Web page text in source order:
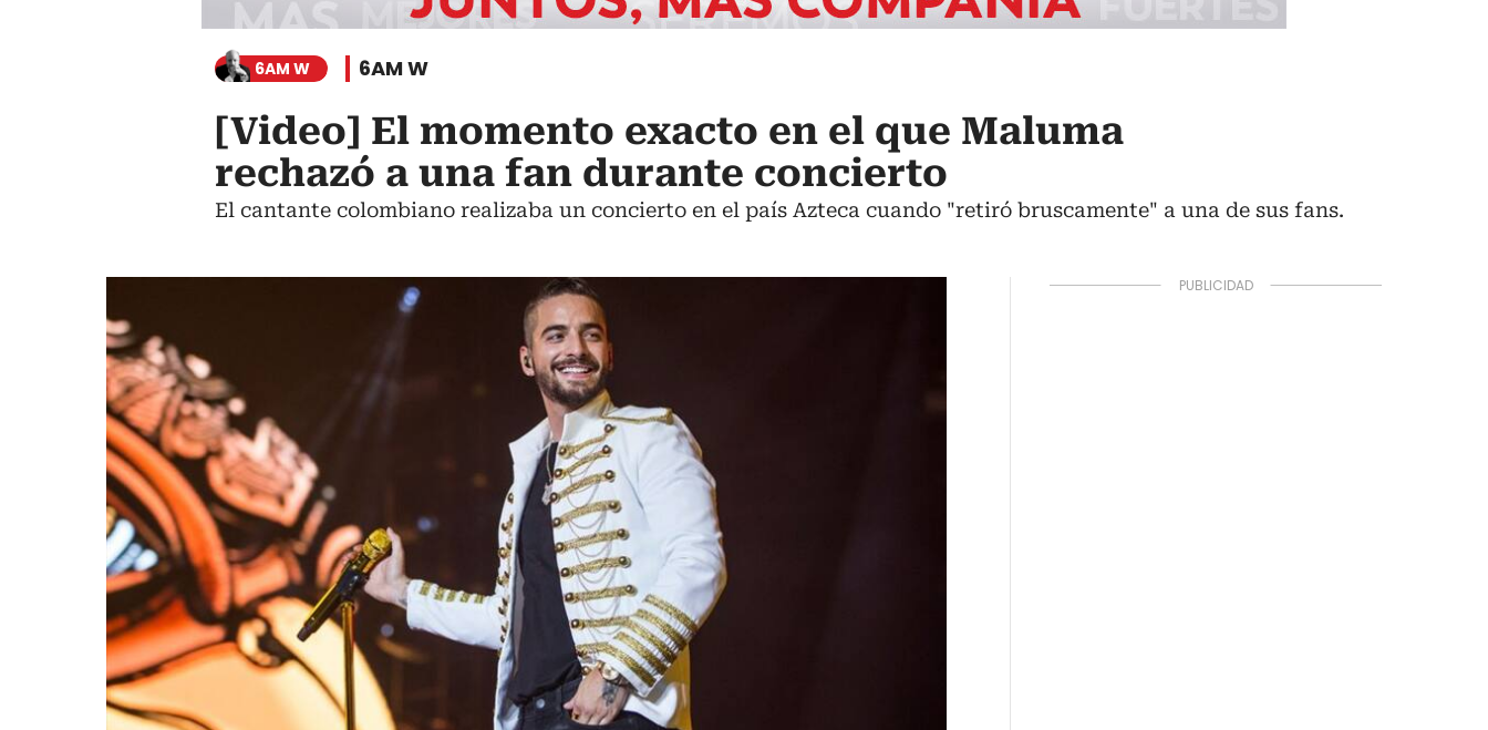
6AM W 6AM W
[Video] El momento exacto en el que Maluma
rechazó a una fan durante concierto
El cantante colombiano realizaba un concierto en el país Azteca cuando "retiró bruscamente" a una de sus fans.